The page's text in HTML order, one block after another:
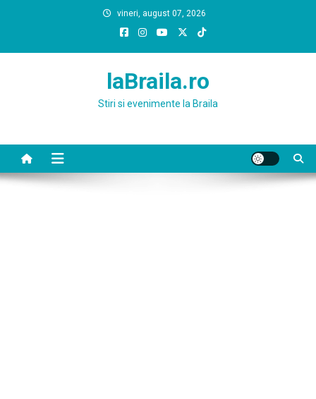
vineri, august 07, 2026
laBraila.ro
Stiri si evenimente la Braila